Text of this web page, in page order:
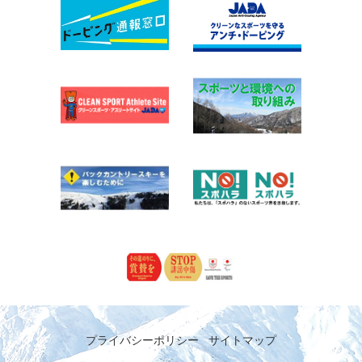
プライバシーポリシー サイトマップ